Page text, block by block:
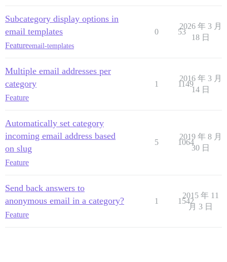
Subcategory display options in
email templates
Featureemail-templates
0 53
2026 年 3 月
18 日
Multiple email addresses per
category
Feature
1 1149
2016 年 3 月
14 日
Automatically set category
incoming email address based
on slug
Feature
5 1064
2019 年 8 月
30 日
Send back answers to
anonymous email in a category?
Feature
1 1542
2015 年 11
月 3 日